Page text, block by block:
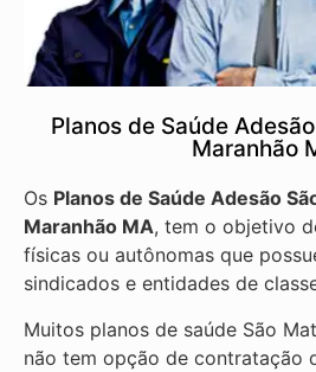
Planos de Saúde
Maranhão
Os Planos de Saúde Adesão
Maranhão MA, tem o objetivo
físicas ou autônomas que
sindicados e entidades de
Muitos planos de saúde São
não tem opção de contratação